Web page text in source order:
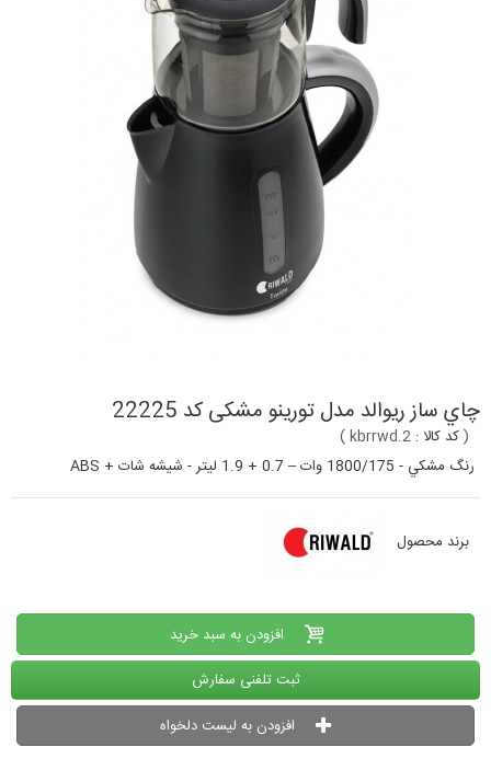
چاي ساز ریوالد مدل تورينو مشکی کد 22225
(کد کالا : kbrrwd.2
)
رنگ مشكي - 1800/175 وات – 0.7 + 1.9 ليتر - شيشه شات + ABS
برند محصول
افزودن به سبد خرید
ثبت تلفنی سفارش
افزودن به لیست دلخواه